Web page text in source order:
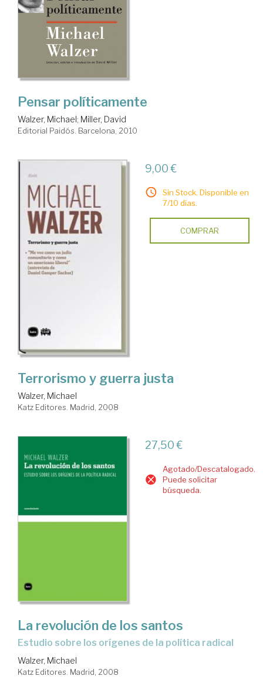
Pensar políticamente
Walzer, Michael; Miller, David
Editorial Paidós. Barcelona, 2010
9,00 €
Sin Stock. Disponible en
7/10 días.
COMPRAR
Terrorismo y guerra justa
Walzer, Michael
Katz Editores. Madrid, 2008
27,50 €
Agotado/Descatalogado.
Puede solicitar
búsqueda.
La revolución de los santos
estudio sobre los orígenes de la política radical
Walzer, Michael
Katz Editores. Madrid, 2008